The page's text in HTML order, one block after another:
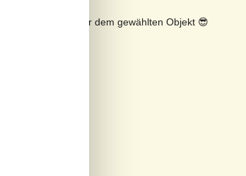
Sonnenstand über dem gewählten Objekt 😎